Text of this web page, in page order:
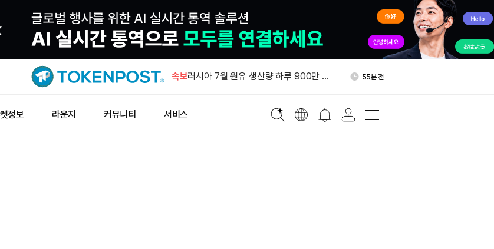
속보
JPYC, 3800만달러 B라운드 투자 유치 1시간 전
러시아 7월 원유 생산량 하루 900만 배
55분 전
정보 라운지 커뮤니티 서비스